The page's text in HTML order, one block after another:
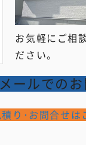
お気軽にご相
ださい。
メールでの
り･お問合せは